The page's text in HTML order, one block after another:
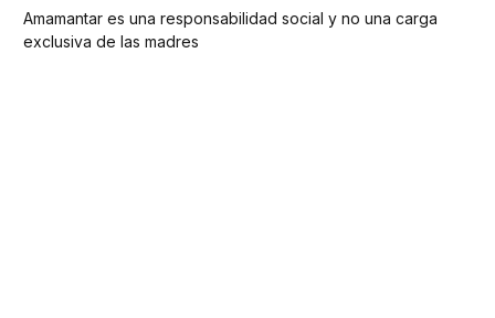
Amamantar es una responsabilidad social y no una carga
exclusiva de las madres